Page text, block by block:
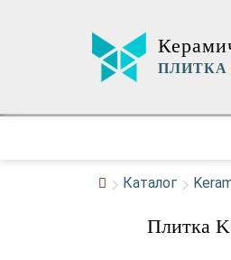
ПЛИТКА
Каталог
Плитка